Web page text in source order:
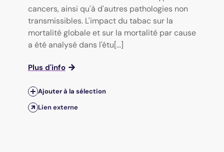
cancers, ainsi qu'à d'autres pathologies non
transmissibles. L'impact du tabac sur la
mortalité globale et sur la mortalité par cause
a été analysé dans l'étu[...]
Plus d'info
Ajouter à la sélection
Lien externe